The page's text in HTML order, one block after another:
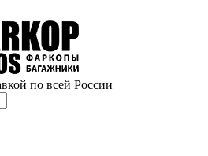
по всей России